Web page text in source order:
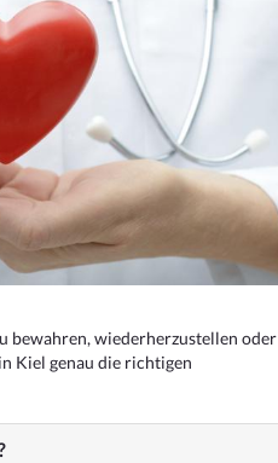
bewahren, wiederherzustellen oder
Kiel genau die richtigen